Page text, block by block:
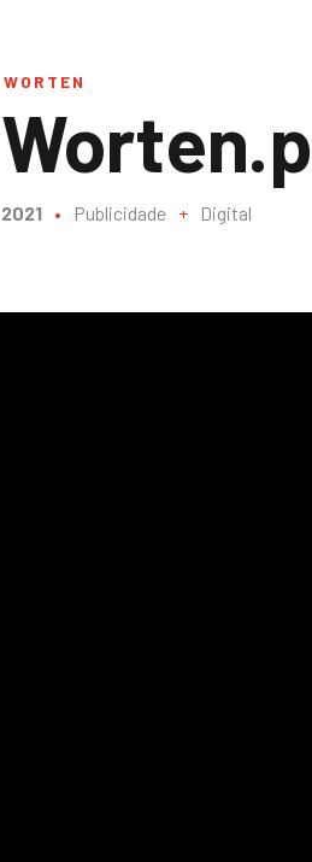
WORTEN
2021 • Publicidade + Digital